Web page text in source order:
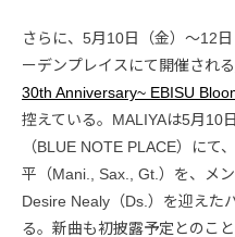
さらに、5月10日（金）〜12
ーデンプレイスにて開催される
30th Anniversary~ EBISU
控えている。MALIYAは5月10
（BLUE NOTE PLACE）にて
平（Mani., Sax., Gt.）を、メ
Desire Nealy（Ds.）を迎えた
る。新曲も初披露予定とのこ